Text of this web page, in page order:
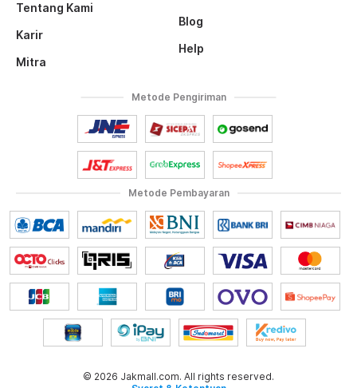
Tentang Kami
Karir
Mitra
Blog
Help
Metode Pembayaran
Metode Pengiriman
© 2026 Jakmall.com. All rights reserved.